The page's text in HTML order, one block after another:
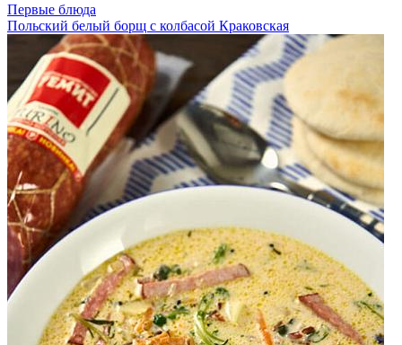
Первые блюда
Польский белый борщ с колбасой Краковская